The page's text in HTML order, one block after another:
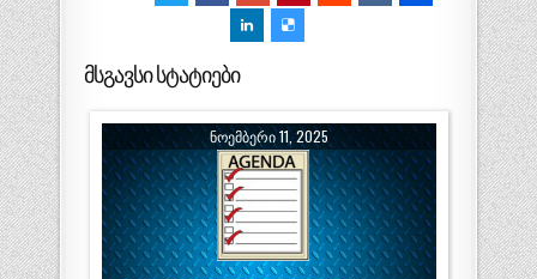
მსგავსი სტატიები
ᲜᲝᲔᲛᲑᲔᲠᲘ 11, 2025